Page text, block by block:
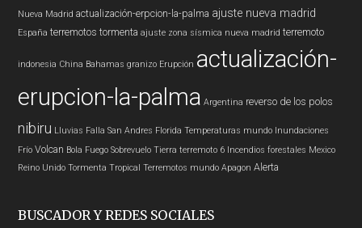
Nueva Madrid actualización-erpcion-la-palma ajuste nueva madrid
España terremotos tormenta ajuste zona sísmica nueva madrid terremoto
indonesia China Bahamas granizo Erupción actualización-
erupcion-la-palma Argentina reverso de los polos
nibiru Lluvias Falla San Andres Florida Temperaturas mundo Inundaciones
Frío Volcan Bola Fuego Sobrevuelo Tierra terremoto 6 Incendios forestales Mexico
Reino Unido Tormenta Tropical Terremotos mundo Apagon Alerta
BUSCADOR Y REDES SOCIALES